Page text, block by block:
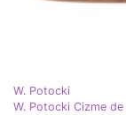
W. Potocki
W. Potocki Cizme